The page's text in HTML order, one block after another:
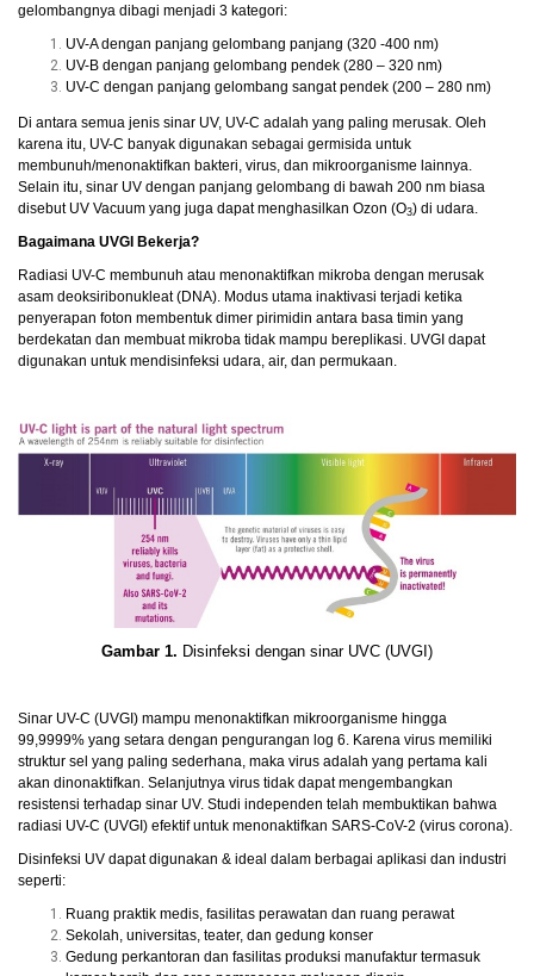
gelombangnya dibagi menjadi 3 kategori:
UV-A dengan panjang gelombang panjang (320 -400 nm)
UV-B dengan panjang gelombang pendek (280 – 320 nm)
UV-C dengan panjang gelombang sangat pendek (200 – 280 nm)
Di antara semua jenis sinar UV, UV-C adalah yang paling merusak. Oleh
karena itu, UV-C banyak digunakan sebagai germisida untuk
membunuh/menonaktifkan bakteri, virus, dan mikroorganisme lainnya.
Selain itu, sinar UV dengan panjang gelombang di bawah 200 nm biasa
disebut UV Vacuum yang juga dapat menghasilkan Ozon (O3) di udara.
Bagaimana UVGI Bekerja?
Radiasi UV-C membunuh atau menonaktifkan mikroba dengan merusak
asam deoksiribonukleat (DNA). Modus utama inaktivasi terjadi ketika
penyerapan foton membentuk dimer pirimidin antara basa timin yang
berdekatan dan membuat mikroba tidak mampu bereplikasi. UVGI dapat
digunakan untuk mendisinfeksi udara, air, dan permukaan.
Gambar 1. Disinfeksi dengan sinar UVC (UVGI)
Sinar UV-C (UVGI) mampu menonaktifkan mikroorganisme hingga
99,9999% yang setara dengan pengurangan log 6. Karena virus memiliki
struktur sel yang paling sederhana, maka virus adalah yang pertama kali
akan dinonaktifkan. Selanjutnya virus tidak dapat mengembangkan
resistensi terhadap sinar UV. Studi independen telah membuktikan bahwa
radiasi UV-C (UVGI) efektif untuk menonaktifkan SARS-CoV-2 (virus corona).
Disinfeksi UV dapat digunakan & ideal dalam berbagai aplikasi dan industri
seperti:
Ruang praktik medis, fasilitas perawatan dan ruang perawat
Sekolah, universitas, teater, dan gedung konser
Gedung perkantoran dan fasilitas produksi manufaktur termasuk